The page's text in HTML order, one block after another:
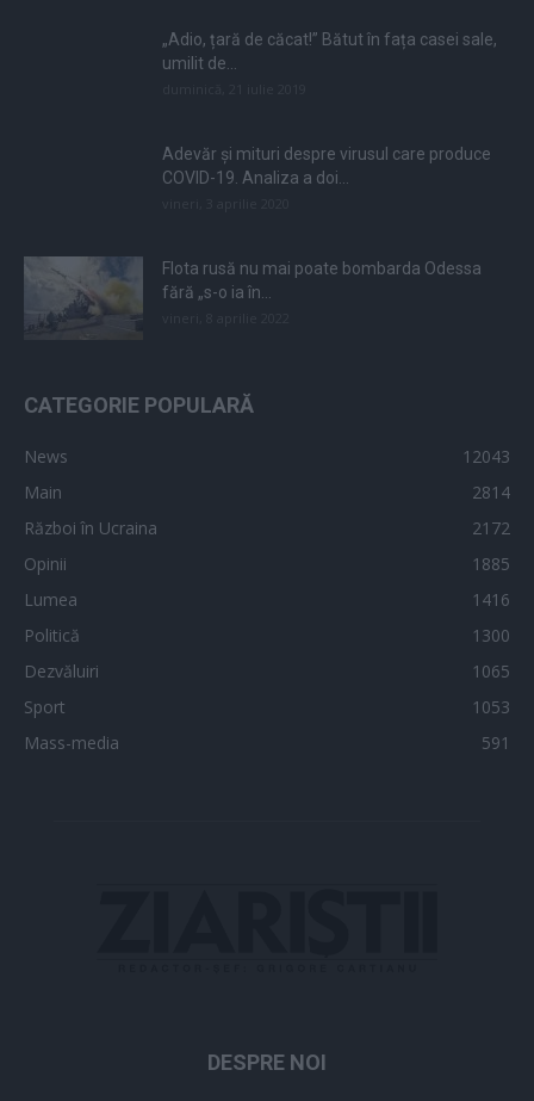
„Adio, țară de căcat!” Bătut în fața casei sale,
umilit de...
Adevăr și mituri despre virusul care produce
COVID-19. Analiza a doi...
Flota rusă nu mai poate bombarda Odessa
fără „s-o ia în...
CATEGORIE POPULARĂ
News
12043
Main
2814
Război în Ucraina
2172
Opinii
1885
Lumea
1416
Politică
1300
Dezvăluiri
1065
Sport
1053
Mass-media
591
DESPRE NOI